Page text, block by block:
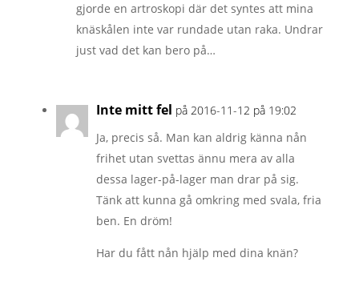
gjorde en artroskopi där det syntes att mina
knäskålen inte var rundade utan raka. Undrar
just vad det kan bero på…
Inte mitt fel på 2016-11-12 på 19:02
Ja, precis så. Man kan aldrig känna nån
frihet utan svettas ännu mera av alla
dessa lager-på-lager man drar på sig.
Tänk att kunna gå omkring med svala, fria
ben. En dröm!
Har du fått nån hjälp med dina knän?